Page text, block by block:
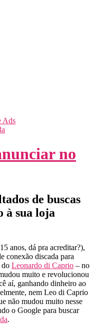
no
de buscas
à sua loja
anos, dá pra acreditar?),
conexão discada para
do Leonardo di Caprio – no
muito e revolucionou
aí, ganhando dinheiro ao
nem Leo di Caprio
não mudou muito nesse
o Google para buscar
.